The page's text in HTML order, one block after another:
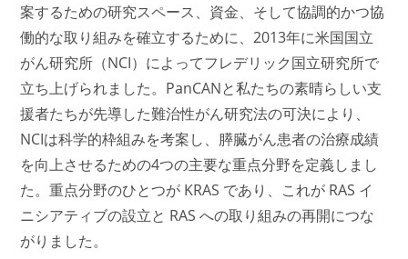
案するための研究スペース、資金、そして協調的かつ協
働的な取り組みを確立するために、2013年に米国国立
がん研究所（NCI）によってフレデリック国立研究所で
立ち上げられました。PanCANと私たちの素晴らしい支
援者たちが先導した難治性がん研究法の可決により、
NCIは科学的枠組みを考案し、膵臓がん患者の治療成績
を向上させるための4つの主要な重点分野を定義しまし
た。重点分野のひとつが KRAS であり、これが RAS イ
ニシアティブの設立と RAS への取り組みの再開につな
がりました。